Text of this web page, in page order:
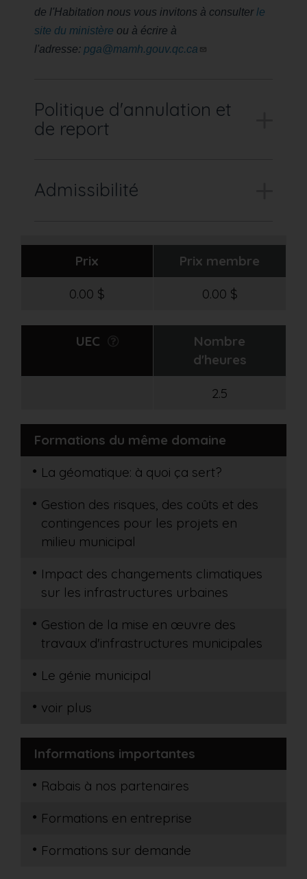
de l'Habitation nous vous invitons à consulterle
site du ministère ou à écrire à
l'adresse: pga@mamh.gouv.qc.ca
Politique d'annulation et
de report
Admissibilité
Prix
Prix membre
0.00 $
0.00 $
UEC
Nombre
d'heures
2.5
Formations du même domaine
La géomatique: à quoi ça sert?
Gestion des risques, des coûts et des
contingences pour les projets en
milieu municipal
Impact des changements climatiques
sur les infrastructures urbaines
Gestion de la mise en œuvre des
travaux d'infrastructures municipales
Le génie municipal
voir plus
Informations importantes
Rabais à nos partenaires
Formations en entreprise
Formations sur demande